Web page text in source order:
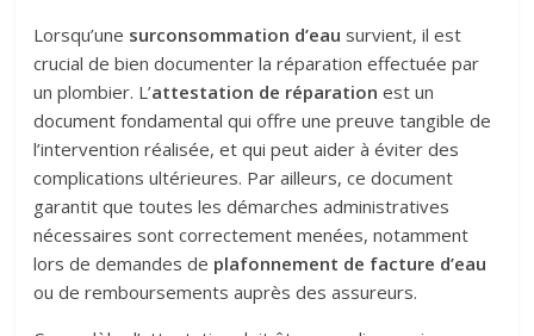
Lorsqu’une surconsommation d’eau survient, il est
crucial de bien documenter la réparation effectuée par
un plombier. L’attestation de réparation est un
document fondamental qui offre une preuve tangible de
l’intervention réalisée, et qui peut aider à éviter des
complications ultérieures. Par ailleurs, ce document
garantit que toutes les démarches administratives
nécessaires sont correctement menées, notamment
lors de demandes de plafonnement de facture d’eau
ou de remboursements auprès des assureurs.